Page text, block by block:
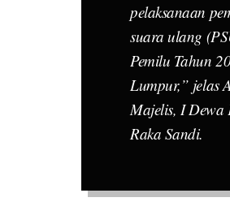
pelaksanaan
suara ulang
Pemilu Tahun
Lumpur,” jelas
Majelis, I Dewa
Raka Sandi.